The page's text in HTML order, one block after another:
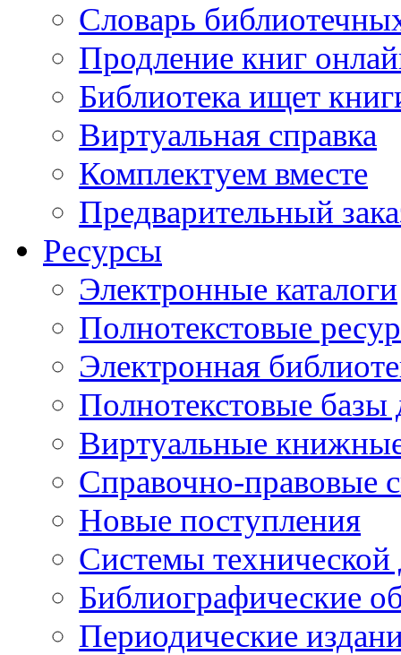
Словарь
Продление книг
Библиотека ищет
Виртуальная справка
Комплектуем вместе
Предварительный
Ресурсы
Электронные каталоги
Полнотекстовые
Электронная
Полнотекстовые
Виртуальные
Справочно-правовые
Новые поступления
Cистемы
Библиографические
Периодические